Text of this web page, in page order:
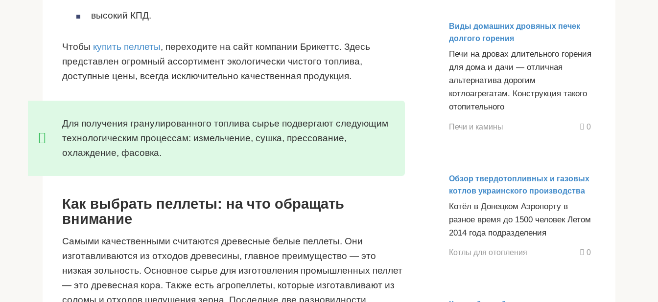
высокий КПД.
Чтобы купить пеллеты, переходите на сайт компании Брикеттс. Здесь
представлен огромный ассортимент экологически чистого топлива,
доступные цены, всегда исключительно качественная продукция.
Для получения гранулированного топлива сырье подвергают следующим
технологическим процессам: измельчение, сушка, прессование,
охлаждение, фасовка.
Как выбрать пеллеты: на что обращать
внимание
Самыми качественными считаются древесные белые пеллеты. Они
изготавливаются из отходов древесины, главное преимущество — это
низкая зольность. Основное сырье для изготовления промышленных пеллет
— это древесная кора. Также есть агропеллеты, которые изготавливают из
соломы и отходов шелушения зерна. Последние две разновидности
Виды домашних дровяных печек
долгого горения
Печи на дровах длительного горения
для дома и дачи — отличная
альтернатива дорогим
котлоагрегатам. Конструкция такого
отопительного
Печи и камины 0
Обзор твердотопливных и газовых
котлов украинского производства
Котёл в Донецком Аэропорту в
разное время до 1500 человек Летом
2014 года подразделения
Котлы для отопления 0